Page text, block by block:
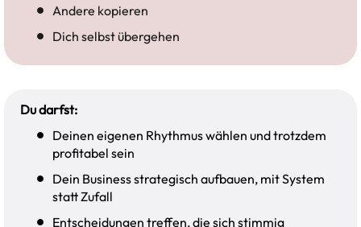
Andere kopieren
Dich selbst übergehen
Du darfst:
Deinen eigenen Rhythmus wählen und trotzdem
profitabel sein
Dein Business strategisch aufbauen, mit System
statt Zufall
Entscheidungen treffen, die sich stimmig